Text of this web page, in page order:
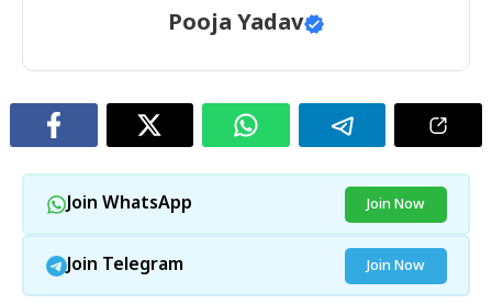
Pooja Yadav
Join WhatsApp Join Now
Join Telegram Join Now